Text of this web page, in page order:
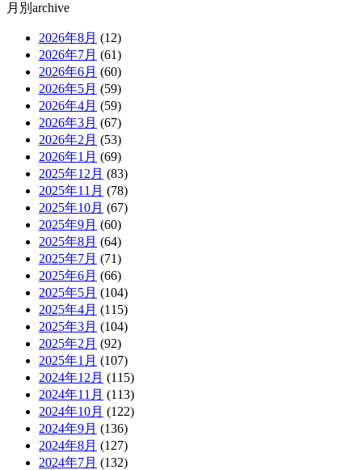
月別archive
2026年8月 (12)
2026年7月 (61)
2026年6月 (60)
2026年5月 (59)
2026年4月 (59)
2026年3月 (67)
2026年2月 (53)
2026年1月 (69)
2025年12月 (83)
2025年11月 (78)
2025年10月 (67)
2025年9月 (60)
2025年8月 (64)
2025年7月 (71)
2025年6月 (66)
2025年5月 (104)
2025年4月 (115)
2025年3月 (104)
2025年2月 (92)
2025年1月 (107)
2024年12月 (115)
2024年11月 (113)
2024年10月 (122)
2024年9月 (136)
2024年8月 (127)
2024年7月 (132)